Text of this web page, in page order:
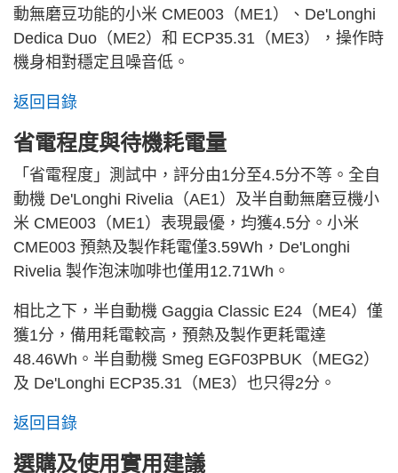
動無磨豆功能的小米 CME003（ME1）、De'Longhi
Dedica Duo（ME2）和 ECP35.31（ME3），操作時
機身相對穩定且噪音低。
返回目錄
省電程度與待機耗電量
「省電程度」測試中，評分由1分至4.5分不等。全自
動機 De'Longhi Rivelia（AE1）及半自動無磨豆機小
米 CME003（ME1）表現最優，均獲4.5分。小米
CME003 預熱及製作耗電僅3.59Wh，De'Longhi
Rivelia 製作泡沫咖啡也僅用12.71Wh。
相比之下，半自動機 Gaggia Classic E24（ME4）僅
獲1分，備用耗電較高，預熱及製作更耗電達
48.46Wh。半自動機 Smeg EGF03PBUK（MEG2）
及 De'Longhi ECP35.31（ME3）也只得2分。
返回目錄
選購及使用實用建議